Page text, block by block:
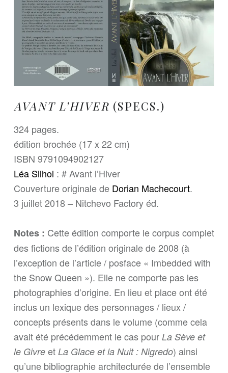
AVANT L’HIVER (SPECS.)
324 pages.
édition brochée (17 x 22 cm)
ISBN 9791094902127
Léa Silhol : # Avant l’Hiver
Couverture originale de Dorian Machecourt.
3 juillet 2018 – Nitchevo Factory éd.
Notes : Cette édition comporte le corpus complet
des fictions de l’édition originale de 2008 (à
l’exception de l’article / posface « Imbedded with
the Snow Queen »). Elle ne comporte pas les
photographies d’origine. En lieu et place ont été
inclus un lexique des personnages / lieux /
concepts présents dans le volume (comme cela
avait été précédemment le cas pour La Sève et
le Givreet La Glace et la Nuit : Nigredo) ainsi
qu’une bibliographie architecturée de l’ensemble